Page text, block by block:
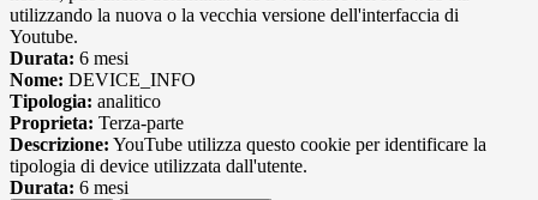
utilizzando la nuova o la vecchia versione dell'interfaccia di
Youtube.
Durata: 6 mesi
Nome: DEVICE_INFO
Tipologia: analitico
Proprieta: Terza-parte
Descrizione: YouTube utilizza questo cookie per identificare la
tipologia di device utilizzata dall'utente.
Durata: 6 mesi